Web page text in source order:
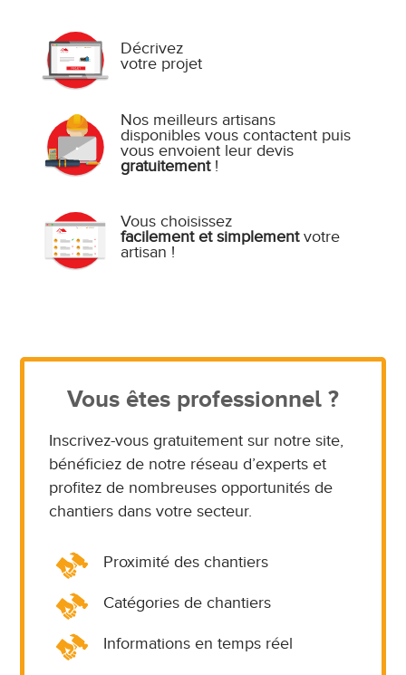
Décrivez
votre projet
Nos meilleurs artisans
disponibles vous contactent puis
vous envoient leur devis
gratuitement!
Vous choisissez
facilement et simplementvotre
artisan !
Vous êtes professionnel ?
Inscrivez-vous gratuitement sur notre site,
bénéficiez de notre réseau d’experts et
profitez de nombreuses opportunités de
chantiers dans votre secteur.
Proximité des chantiers
Catégories de chantiers
Informations en temps réel